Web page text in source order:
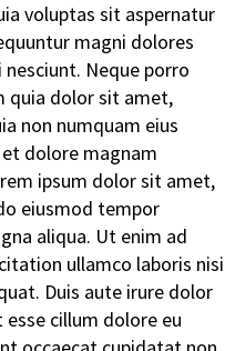
voluptas sit aspernatur
magni dolores
Neque porro
quia dolor sit amet,
non numquam eius
dolore magnam
ipsum dolor sit amet,
eiusmod tempor
aliqua. Ut enim ad
ullamco laboris nisi
Duis aute irure dolor
cillum dolore eu